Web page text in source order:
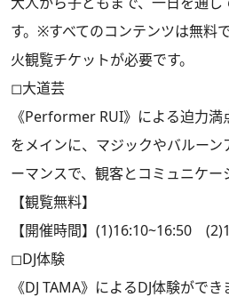
す。※すべてのコンテンツは無料
火観覧チケットが必要です。
◻︎大道芸
《Performer RUI》による迫力
をメインに、マジックやバルーン
ーマンスで、観客とコミュニケー
【観覧無料】
【開催時間】(1)16:10~16:50
◻︎DJ体験
《DJ TAMA》によるDJ体験がで